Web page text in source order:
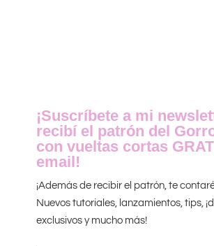
¡Suscríbete a mi
recibí el patrón del
con vueltas cortas
email!
¡Además de recibir el patrón, te
Nuevos tutoriales, lanzamientos, tips,
exclusivos y mucho más!